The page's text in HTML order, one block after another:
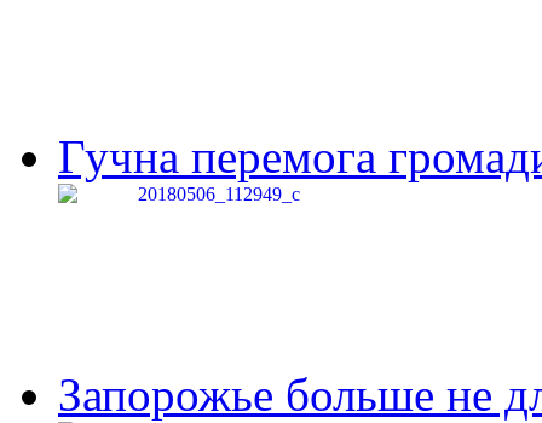
Гучна перемога
Запорожье больше не